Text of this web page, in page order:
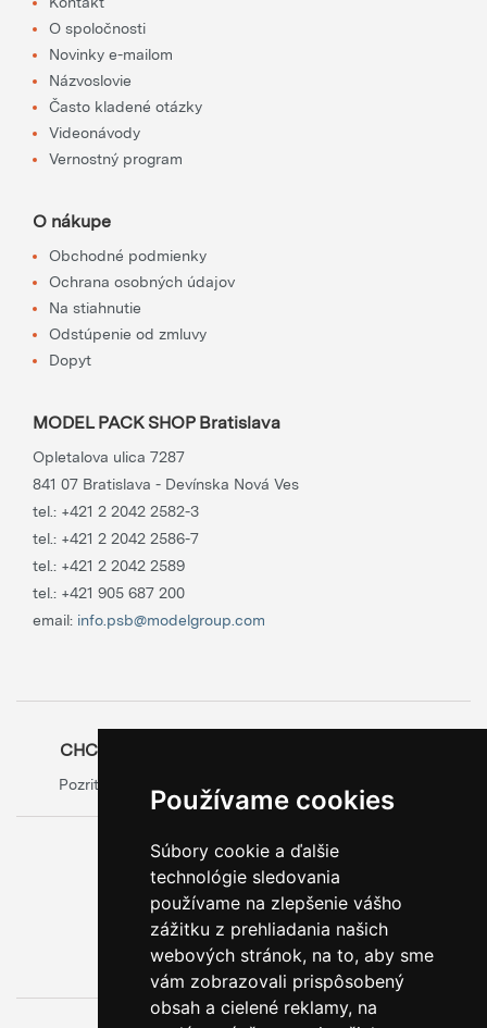
Používame cookies
Súbory cookie a ďalšie
technológie sledovania
používame na zlepšenie vášho
zážitku z prehliadania našich
webových stránok, na to, aby sme
vám zobrazovali prispôsobený
obsah a cielené reklamy, na
O spoločnosti
Novinky e-mailom
Názvoslovie
Často kladené otázky
Videonávody
Vernostný program
O nákupe
Obchodné podmienky
Ochrana osobných údajov
Na stiahnutie
Odstúpenie od zmluvy
Dopyt
MODEL PACK SHOP Bratislava
Opletalova ulica 7287
841 07 Bratislava - Devínska Nová Ves
tel.: +421 2 2042 2582-3
tel.: +421 2 2042 2586-7
tel.: +421 2 2042 2589
tel.: +421 905 687 200
email: info.psb@modelgroup.com
CHCETE SA O OBALOCH DOZVEDIEŤ VIAC?
Pozrite si oficiálny web výrobcu obalov
0800 888 123
BEZPLATNÁ INFOLINKA